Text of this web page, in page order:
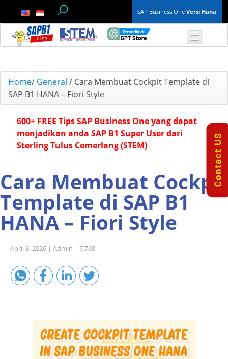
SAP Business One Versi Hana
TOP 10 B1 TIPS
Finance & Accounting
Inventory & Production
Project Management
Purchasing A/P
Technical
Home/ General / Cara Membuat Cockpit Template di
SAP B1 HANA – Fiori Style
600+ FREE Tips SAP Business One yang dapat
menjadikan anda SAP B1 Super User dari
Sterling Tulus Cemerlang (STEM)
Cara Membuat Cockpit
Template di SAP B1
HANA – Fiori Style
April 8, 2026 | Admin | 7,768